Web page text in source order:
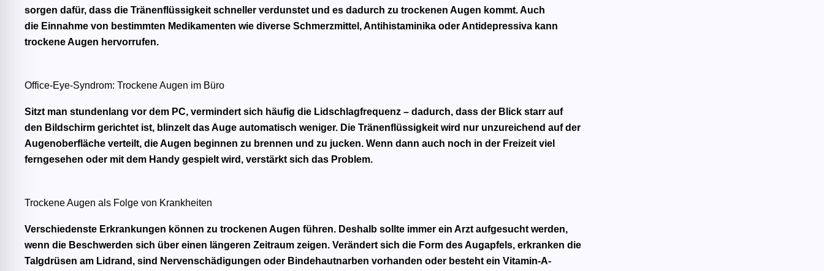
sorgen dafür, dass die Tränenflüssigkeit schneller verdunstet und es dadurch zu trockenen Augen kommt. Auch
die Einnahme von bestimmten Medikamenten wie diverse Schmerzmittel, Antihistaminika oder Antidepressiva kann
trockene Augen hervorrufen.
Office-Eye-Syndrom: Trockene Augen im Büro
Sitzt man stundenlang vor dem PC, vermindert sich häufig die Lidschlagfrequenz – dadurch, dass der Blick starr auf
den Bildschirm gerichtet ist, blinzelt das Auge automatisch weniger. Die Tränenflüssigkeit wird nur unzureichend auf der
Augenoberfläche verteilt, die Augen beginnen zu brennen und zu jucken. Wenn dann auch noch in der Freizeit viel
ferngesehen oder mit dem Handy gespielt wird, verstärkt sich das Problem.
Trockene Augen als Folge von Krankheiten
Verschiedenste Erkrankungen können zu trockenen Augen führen. Deshalb sollte immer ein Arzt aufgesucht werden,
wenn die Beschwerden sich über einen längeren Zeitraum zeigen. Verändert sich die Form des Augapfels, erkranken die
Talgdrüsen am Lidrand, sind Nervenschädigungen oder Bindehautnarben vorhanden oder besteht ein Vitamin-A-